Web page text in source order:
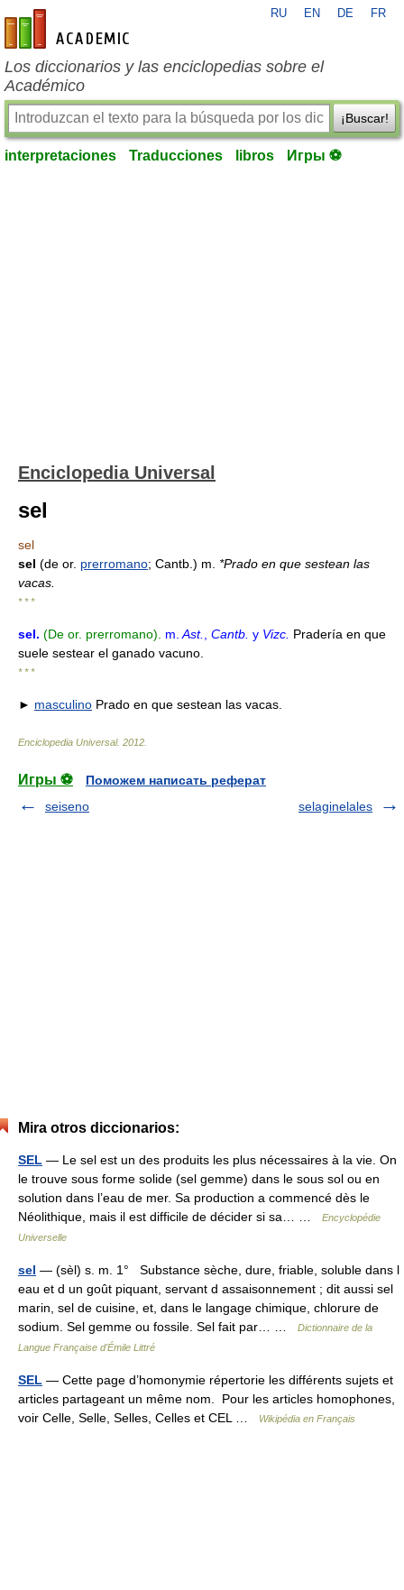
es-academic.com
RU EN DE FR
Los diccionarios y las enciclopedias sobre el
Académico
¡Buscar!
interpretaciones Traducciones libros Игры ⚽
Enciclopedia Universal
sel
sel
sel (de or. prerromano; Cantb.) m.
*Prado en que sestean las
vacas.
* * *
sel. (De or. prerromano). m. Ast. Cantb. y Vizc. Pradería en que
suele sestear el ganado vacuno.
* * *
► masculino Prado en que sestean las vacas.
Enciclopedia Universal. 2012
Игры ⚽
Поможем написать реферат
seiseno
selaginelales
Mira otros diccionarios:
SEL — Le sel est un des produits les plus nécessaires à la vie. On
le trouve sous forme solide (sel gemme) dans le sous sol ou en
solution dans l’eau de mer. Sa production a commencé dès le
Néolithique, mais il est difficile de décider si sa… …
Encyclopédie
Universelle
sel — (sèl) s. m. 1° Substance sèche, dure, friable, soluble dans l
eau et d un goût piquant, servant d assaisonnement ; dit aussi sel
marin, sel de cuisine, et, dans le langage chimique, chlorure de
sodium. Sel gemme ou fossile. Sel fait par… …
Dictionnaire de la
Langue Française d'Émile Littré
SEL — Cette page d’homonymie répertorie les différents sujets et
articles partageant un même nom. Pour les articles homophones,
voir Celle, Selle, Selles, Celles et CEL …
Wikipédia en Français